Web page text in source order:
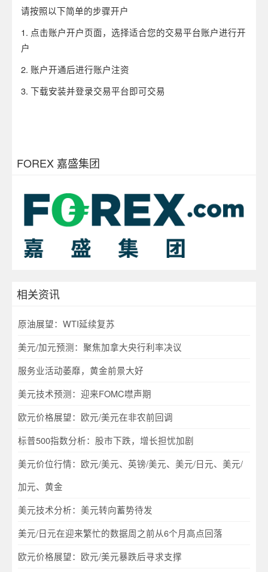
请按照以下简单的步骤开户
1. 点击账户开户页面，选择适合您的交易平台账户进行开
户
2. 账户开通后进行账户注资
3. 下载安装并登录交易平台即可交易
FOREX 嘉盛集团
相关资讯
原油展望：WTI延续复苏
美元/加元预测：聚焦加拿大央行利率决议
服务业活动萎靡，黄金前景大好
美元技术预测：迎来FOMC噤声期
欧元价格展望：欧元/美元在非农前回调
标普500指数分析：股市下跌，增长担忧加剧
美元价位行情：欧元/美元、英镑/美元、美元/日元、美元/
加元、黄金
美元技术分析：美元转向蓄势待发
美元/日元在迎来繁忙的数据周之前从6个月高点回落
欧元价格展望：欧元/美元暴跌后寻求支撑